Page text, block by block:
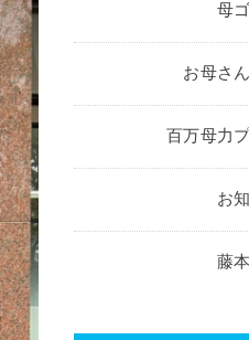
母
お母さ
百万母力
お
藤